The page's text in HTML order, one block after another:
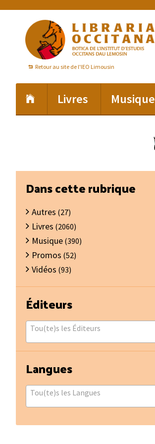
navigation
principale
contenu
principal
Retour au site de l'IEO Limousin
Livres Musique
Barre
latérale
principale
Dans cette rubrique
Autres (27)
Livres (2060)
Musique (390)
Promos (52)
Vidéos (93)
Éditeurs
Tou(te)s les Éditeurs
Langues
Tou(te)s les Langues